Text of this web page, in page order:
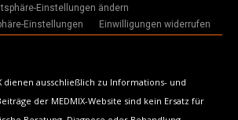
Einstellungen ändern
Einstellungen
Einwilligungen widerrufen
dienen ausschließlich zu Informations- und
der MEDMIX-Website sind kein Ersatz für